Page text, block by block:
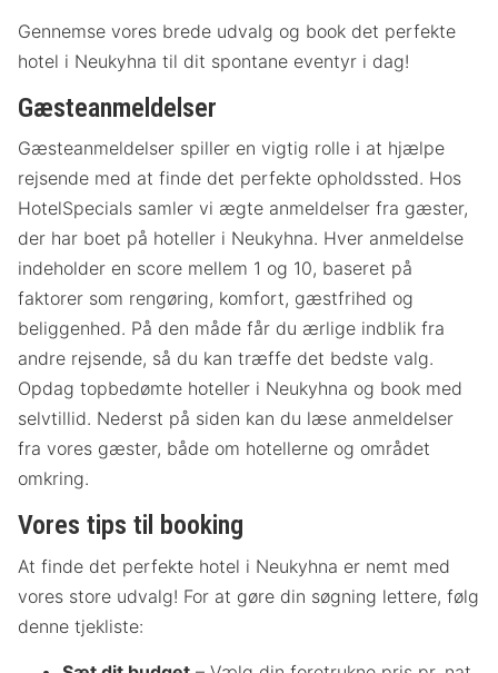
Gennemse vores brede udvalg og book det perfekte
hotel i Neukyhna til dit spontane eventyr i dag!
Gæsteanmeldelser
Gæsteanmeldelser spiller en vigtig rolle i at hjælpe
rejsende med at finde det perfekte opholdssted. Hos
HotelSpecials samler vi ægte anmeldelser fra gæster,
der har boet på hoteller i Neukyhna. Hver anmeldelse
indeholder en score mellem 1 og 10, baseret på
faktorer som rengøring, komfort, gæstfrihed og
beliggenhed. På den måde får du ærlige indblik fra
andre rejsende, så du kan træffe det bedste valg.
Opdag topbedømte hoteller i Neukyhna og book med
selvtillid. Nederst på siden kan du læse anmeldelser
fra vores gæster, både om hotellerne og området
omkring.
Vores tips til booking
At finde det perfekte hotel i Neukyhna er nemt med
vores store udvalg! For at gøre din søgning lettere, følg
denne tjekliste: